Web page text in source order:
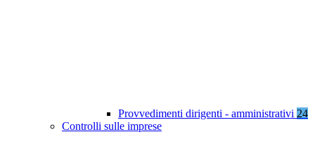
Provvedimenti dirigenti - amministrativi 24
Controlli sulle imprese